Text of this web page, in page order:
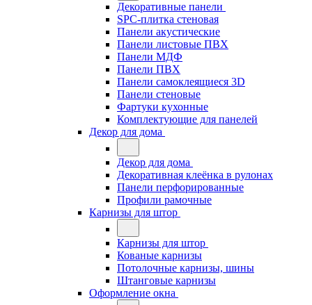
Декоративные панели
SPC-плитка стеновая
Панели акустические
Панели листовые ПВХ
Панели МДФ
Панели ПВХ
Панели самоклеящиеся 3D
Панели стеновые
Фартуки кухонные
Комплектующие для панелей
Декор для дома
Декор для дома
Декоративная клеёнка в рулонах
Панели перфорированные
Профили рамочные
Карнизы для штор
Карнизы для штор
Кованые карнизы
Потолочные карнизы, шины
Штанговые карнизы
Оформление окна